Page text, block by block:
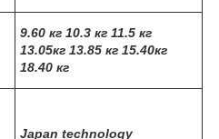
9.60 кг 10.3 кг 11.5 кг
13.05кг 13.85 кг 15.40кг
18.40 кг
Japan technology